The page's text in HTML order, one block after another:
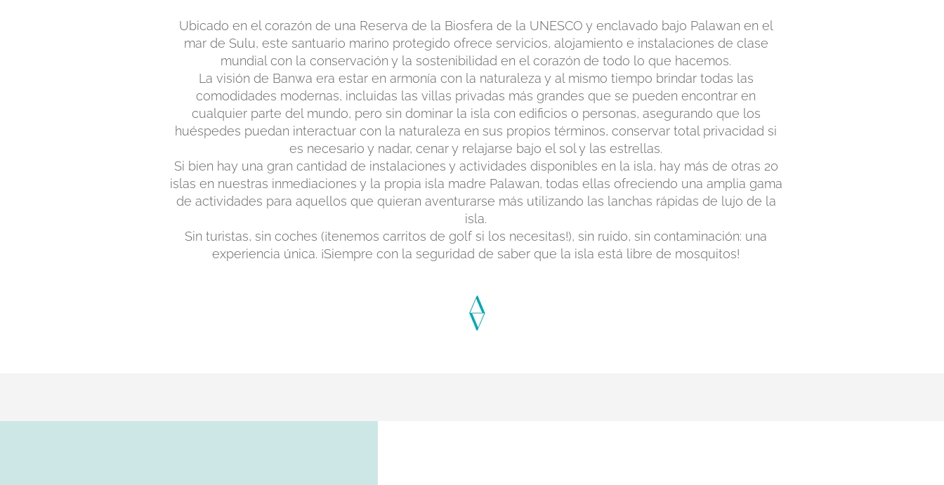
Ubicado en el corazón de una Reserva de la Biosfera de la UNESCO y enclavado bajo Palawan en el
mar de Sulu, este santuario marino protegido ofrece servicios, alojamiento e instalaciones de clase
mundial con la conservación y la sostenibilidad en el corazón de todo lo que hacemos.
La visión de Banwa era estar en armonía con la naturaleza y al mismo tiempo brindar todas las
comodidades modernas, incluidas las villas privadas más grandes que se pueden encontrar en
cualquier parte del mundo, pero sin dominar la isla con edificios o personas, asegurando que los
huéspedes puedan interactuar con la naturaleza en sus propios términos, conservar total privacidad si
es necesario y nadar, cenar y relajarse bajo el sol y las estrellas.
Si bien hay una gran cantidad de instalaciones y actividades disponibles en la isla, hay más de otras 20
islas en nuestras inmediaciones y la propia isla madre Palawan, todas ellas ofreciendo una amplia gama
de actividades para aquellos que quieran aventurarse más utilizando las lanchas rápidas de lujo de la
isla.
Sin turistas, sin coches (¡tenemos carritos de golf si los necesitas!), sin ruido, sin contaminación: una
experiencia única. ¡Siempre con la seguridad de saber que la isla está libre de mosquitos!